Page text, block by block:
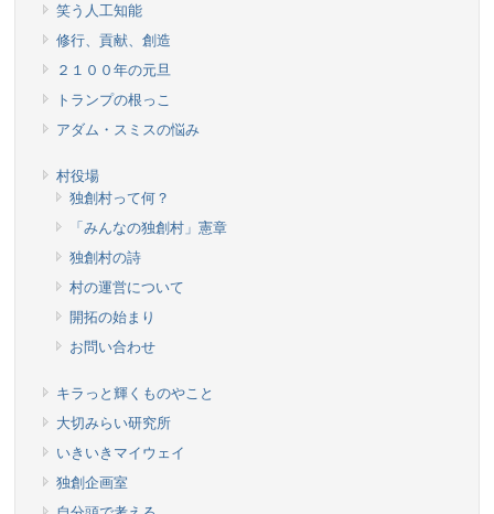
笑う人工知能
修行、貢献、創造
２１００年の元旦
トランプの根っこ
アダム・スミスの悩み
村役場
独創村って何？
「みんなの独創村」憲章
独創村の詩
村の運営について
開拓の始まり
お問い合わせ
キラっと輝くものやこと
大切みらい研究所
いきいきマイウェイ
独創企画室